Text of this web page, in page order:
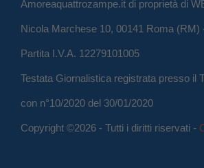
Amoreaquattrozampe.it di proprietà di
Nicola Marchese 10, 00141 Roma (RM)
Partita I.V.A. 12279101005
Testata Giornalistica registrata presso il
con n°10/2020 del 30/01/2020
Copyright ©2026 - Tutti i diritti riservati -